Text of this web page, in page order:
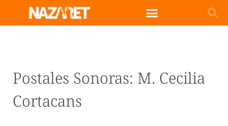
Postales Sonoras: M. Cecilia
Cortacans